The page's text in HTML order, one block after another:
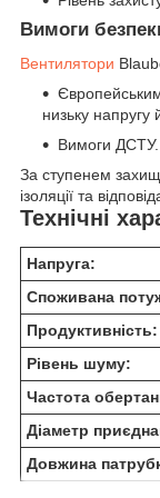
Вимоги
Вентилятори
низьку напругу
Вимоги ДСТУ.
За ступенем
ізоляції та
Технічні
Напруга:
Споживана
Продуктивність:
Рівень шуму:
Частота
Діаметр
Довжина